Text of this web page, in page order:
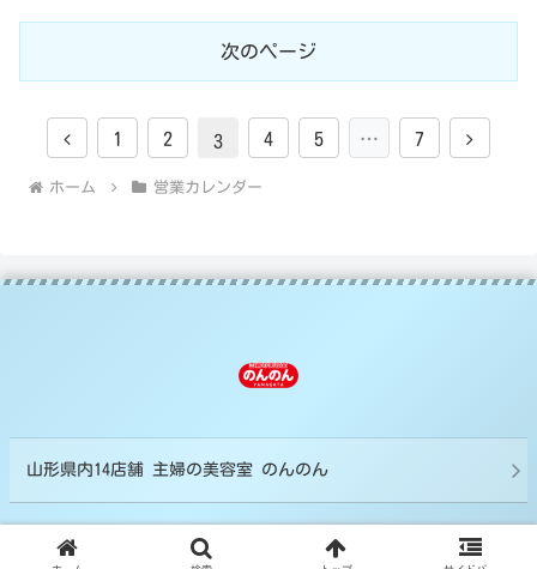
次のページ
前 1 2 3 4 5 … 7 次
ホーム 営業カレンダー
山形県内14店舗 主婦の美容室 のんのん
©Crystal Group